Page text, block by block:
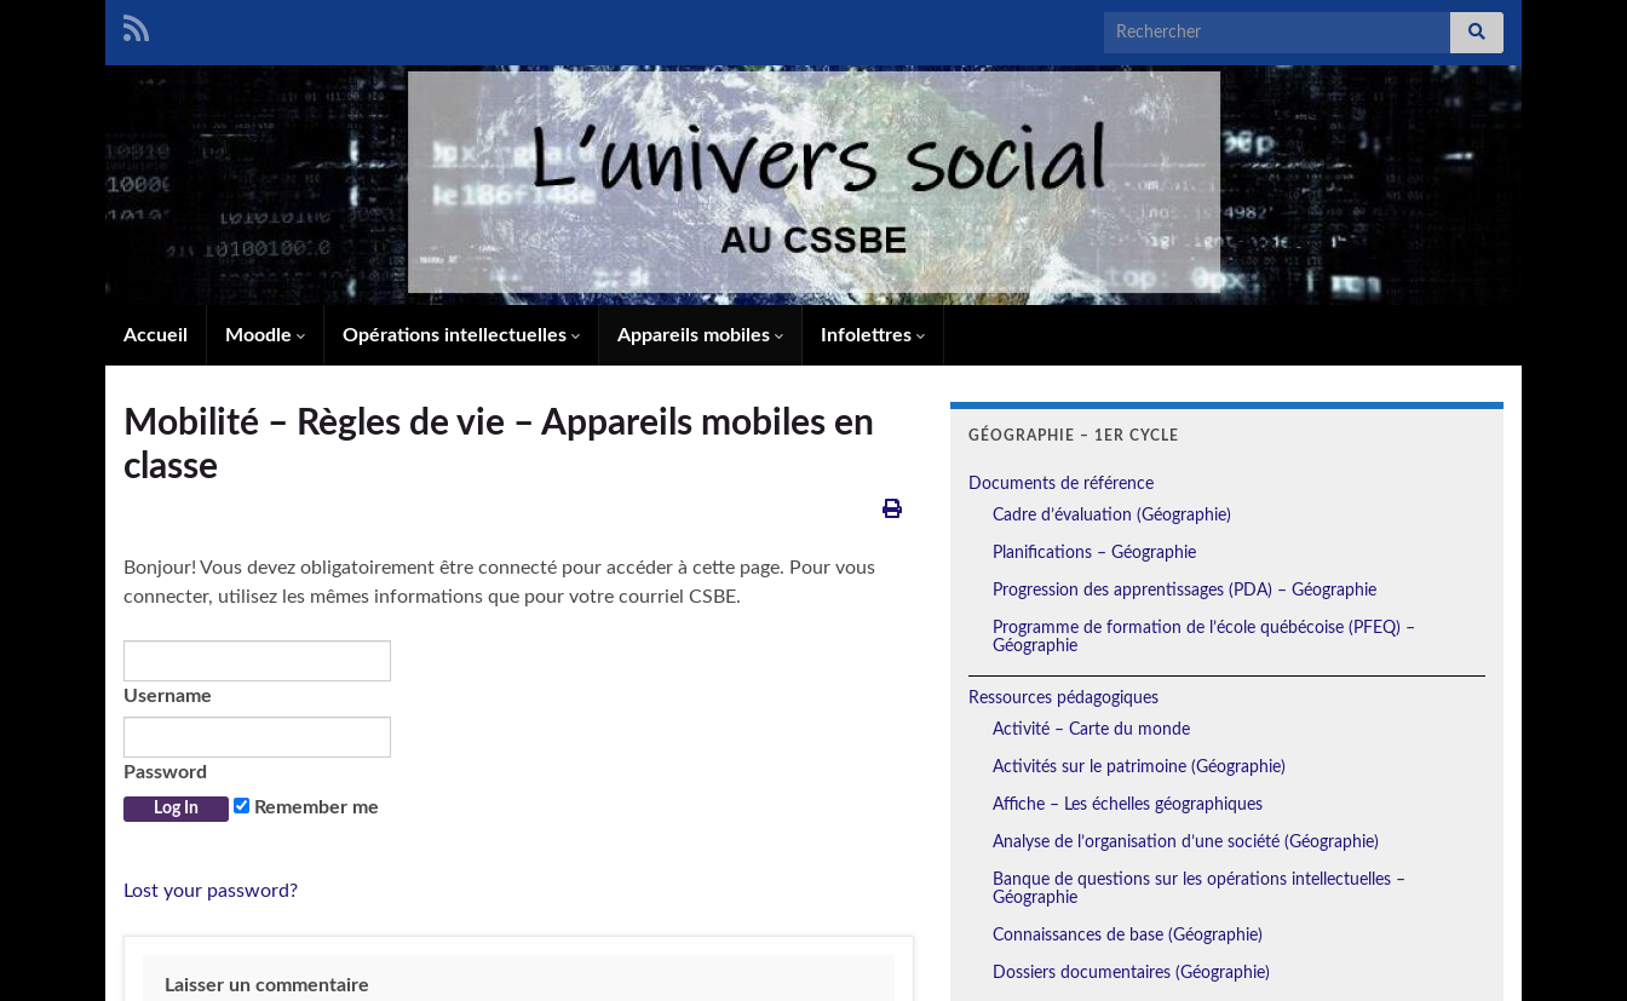
Search for:
Accueil Moodle Opérations intellectuelles Appareils mobiles Infolettres
Mobilité – Règles de vie – Appareils mobiles en
classe
Bonjour! Vous devez obligatoirement être connecté pour accéder à cette page. Pour vous
connecter, utilisez les mêmes informations que pour votre courriel CSBE.
Username
Password
Remember me
Lost your password?
Laisser un commentaire
GÉOGRAPHIE – 1ER CYCLE
Documents de référence
Cadre d’évaluation (Géographie)
Planifications – Géographie
Progression des apprentissages (PDA) – Géographie
Programme de formation de l’école québécoise (PFEQ) –
Géographie
Ressources pédagogiques
Activité – Carte du monde
Activités sur le patrimoine (Géographie)
Affiche – Les échelles géographiques
Analyse de l’organisation d’une société (Géographie)
Banque de questions sur les opérations intellectuelles –
Géographie
Connaissances de base (Géographie)
Dossiers documentaires (Géographie)